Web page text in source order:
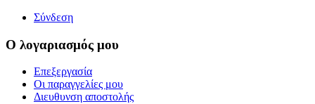
Σύνδεση
Ο λογαριασμός μου
Επεξεργασία
Οι παραγγελίες μου
Διευθυνση αποστολής